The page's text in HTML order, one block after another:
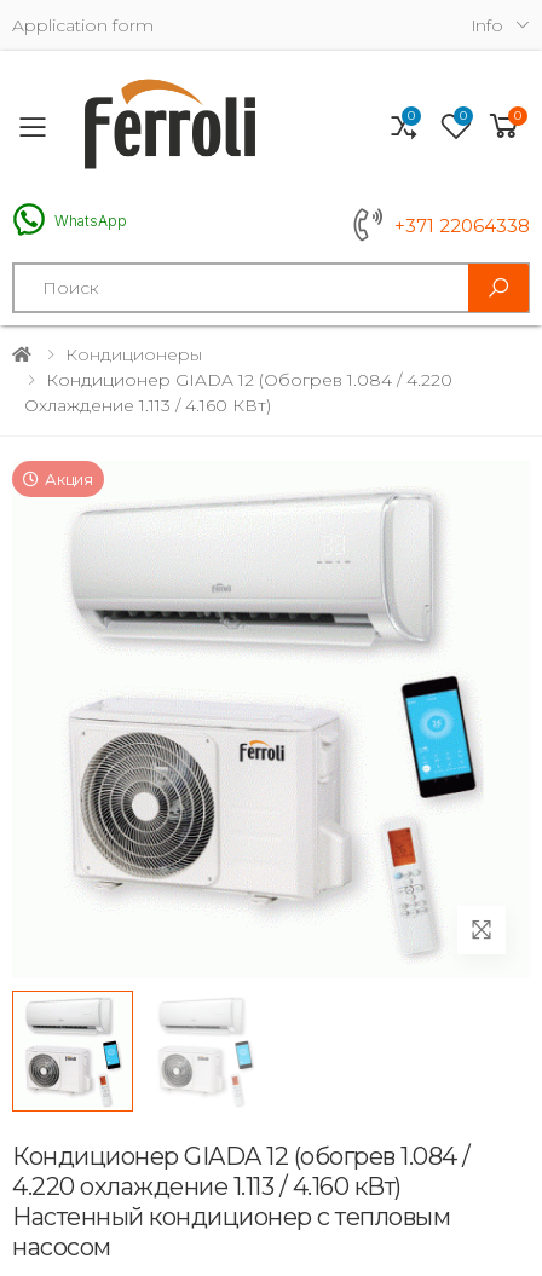
Application form Info
Toggle mobile menu
WhatsApp +371 22064338
Search
0 0 0
Кондиционеры
Кондиционер GIADA 12 (обогрев 1.084 / 4.220
Охлаждение 1.113 / 4.160 КВт)
Акция
Кондиционер GIADA 12 (обогрев 1.084 /
4.220 охлаждение 1.113 / 4.160 кВт)
Настенный кондиционер с тепловым
насосом